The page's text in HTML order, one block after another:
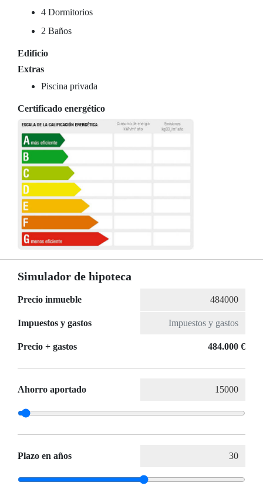
4 Dormitorios
2 Baños
Edificio
Extras
Piscina privada
Certificado energético
Simulador de hipoteca
Precio inmueble
Impuestos y gastos
Precio + gastos 484.000 €
Ahorro aportado
Plazo en años